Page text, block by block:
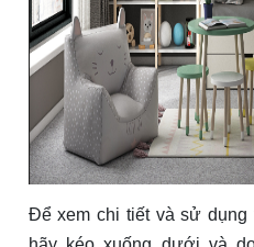
Để xem chi tiết và sử dụng